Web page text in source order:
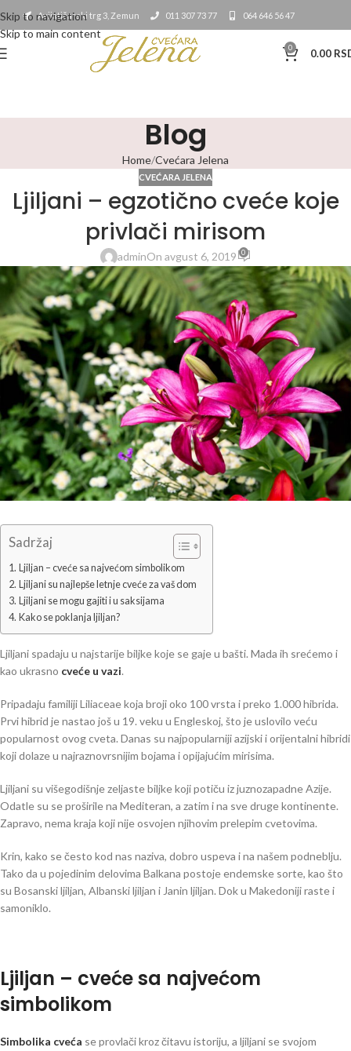
Skip to navigation
Skip to main content
Avijatičarski trg 3, Zemun 011 307 73 77 064 646 56 47
0 0.00
Blog
Home Cvećara Jelena
CVEĆARA JELENA
Ljiljani – egzotično cveće koje
privlači mirisom
adminOn avgust 6, 2019 0
Sadržaj
Ljiljan – cveće sa najvećom simbolikom
Ljiljani su najlepše letnje cveće za vaš dom
Ljiljani se mogu gajiti i u saksijama
Kako se poklanja ljiljan?
Ljiljani spadaju u najstarije biljke koje se gaje u bašti. Mada ih srećemo i
kao ukrasno cveće u vazi.
Pripadaju familiji Liliaceae koja broji oko 100 vrsta i preko 1.000 hibrida.
Prvi hibrid je nastao još u 19. veku u Engleskoj, što je uslovilo veću
popularnost ovog cveta. Danas su najpopularniji azijski i orijentalni hibridi
koji dolaze u najraznovrsnijim bojama i opijajućim mirisima.
Ljiljani su višegodišnje zeljaste biljke koji potiču iz juznozapadne Azije.
Odatle su se proširile na Mediteran, a zatim i na sve druge kontinente.
Zapravo, nema kraja koji nije osvojen njihovim prelepim cvetovima.
Krin, kako se često kod nas naziva, dobro uspeva i na našem podneblju.
Tako da u pojedinim delovima Balkana postoje endemske sorte, kao što
su Bosanski ljiljan, Albanski ljiljan i Janin ljiljan. Dok u Makedoniji raste i
samoniklo.
Ljiljan – cveće sa najvećom
simbolikom
Simbolika cveća se provlači kroz čitavu istoriju, a ljiljani se svojom